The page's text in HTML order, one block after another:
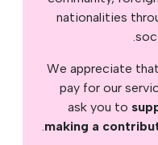
nationalities
We appreciate
pay for our
ask you to
making a
.